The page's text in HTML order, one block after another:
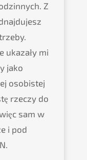
Z
ukazały mi
jako
osobistej
rzeczy do
sam w
i pod